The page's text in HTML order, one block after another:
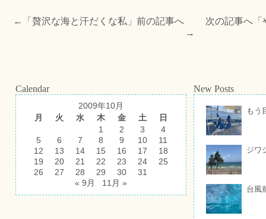
←「 贅沢な海と汗だくな私 」前の記事へ 次の記事へ「
→
Calendar
2009年10月
月
火 水 木 金 土
日
1
2 3
4
5
6 7 8 9 10
11
12
13 14 15 16 17
18
19
20 21 22 23 24
25
26
27 28 29 30
31
« 9月
11月 »
New Posts
もう
ジワ
台風